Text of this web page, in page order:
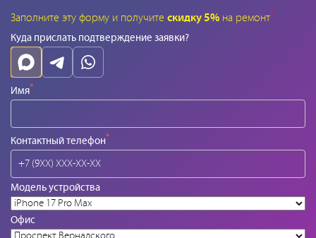
Заполните эту форму и получите скидку 5% на ремонт*
Куда прислать подтверждение заявки?
Имя*
Контактный телефон*
Модель устройства
Офис